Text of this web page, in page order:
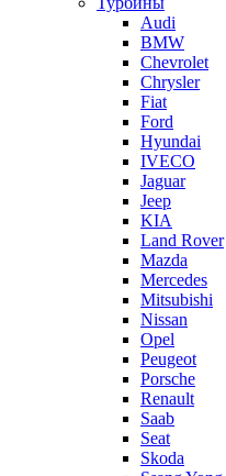
Audi
BMW
Chevrolet
Chrysler
Fiat
Ford
Hyundai
IVECO
Jaguar
Jeep
KIA
Land Rover
Mazda
Mercedes
Mitsubishi
Nissan
Opel
Peugeot
Porsche
Renault
Saab
Seat
Skoda